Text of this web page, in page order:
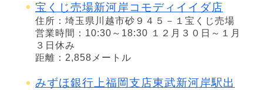
宝くじ売場新河岸コモディイイダ店
住所：埼玉県川越市砂９４５－１宝くじ売場
営業時間：10:30～18:30 １２月３０日～１月
３日休み
距離：2,858メートル
みずほ銀行上福岡支店東武新河岸駅出